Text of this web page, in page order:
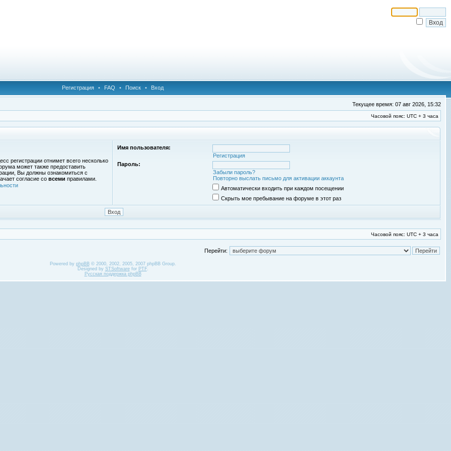
Регистрация • FAQ • Поиск • Вход
Текущее время: 07 авг 2026, 15:32
Часовой пояс: UTC + 3 часа
регистрации отнимет всего несколько
может также предоставить
Вы должны ознакомиться с
согласие со всеми правилами.
Имя пользователя:
Регистрация
Пароль:
Забыли пароль?
Повторно выслать письмо для активации аккаунта
Автоматически входить при каждом посещении
Скрыть мое пребывание на форуме в этот раз
Часовой пояс: UTC + 3 часа
Перейти:
Powered by phpBB© 2000, 2002, 2005, 2007 phpBB Group.
Designed by STSoftwarefor PTF.
Русская поддержка phpBB